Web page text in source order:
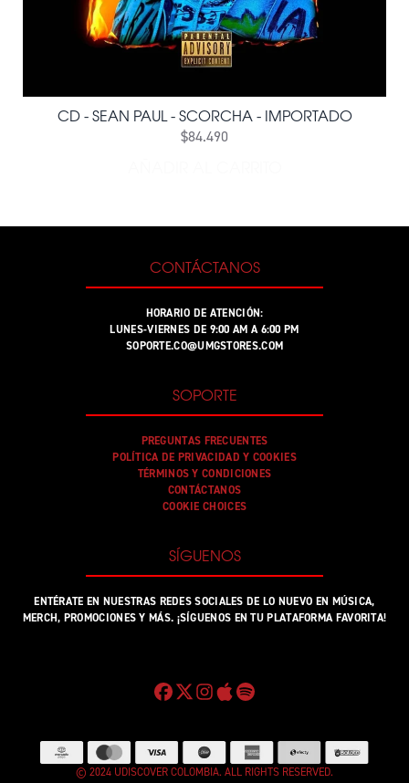
CD - SEAN PAUL - SCORCHA - IMPORTADO
$84.490
CONTÁCTANOS
HORARIO DE ATENCIÓN:
LUNES-VIERNES DE 9:00 AM A 6:00 PM
SOPORTE.CO@UMGSTORES.COM
SOPORTE
PREGUNTAS FRECUENTES
POLÍTICA DE PRIVACIDAD Y COOKIES
TÉRMINOS Y CONDICIONES
CONTÁCTANOS
COOKIE CHOICES
SÍGUENOS
ENTÉRATE EN NUESTRAS REDES SOCIALES DE LO NUEVO EN MÚSICA,
MERCH, PROMOCIONES Y MÁS. ¡SÍGUENOS EN TU PLATAFORMA FAVORITA!
© 2024 UDISCOVER COLOMBIA. ALL RIGHTS RESERVED.